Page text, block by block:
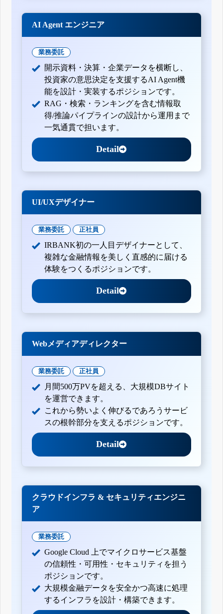
AI Agent エンジニア
業務委託
開示資料・決算・企業データを横断し、
投資家の意思決定を支援するAI Agent機
能を設計・実装するポジションです。
RAG・検索・ランキングを含む情報取
得/推論パイプラインの設計から運用まで
一気通貫で担います。
Detail
UI/UXデザイナー
業務委託 正社員
IRBANK初の一人目デザイナーとして、
複雑な金融情報を美しく直感的に届ける
体験をつくるポジションです。
Detail
Webメディアディレクター
業務委託 正社員
月間500万PVを超える、大規模DBサイト
を運営できます。
これから勢いよく伸びるであろうサービ
スの根幹部分を支えるポジションです。
Detail
クラウドインフラ & セキュリティエンジニ
ア
業務委託
Google Cloud 上でマイクロサービス基盤
の信頼性・可用性・セキュリティを担う
ポジションです。
大規模金融データを安全かつ高速に処理
するインフラを設計・構築できます。